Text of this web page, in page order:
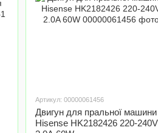
Артикул: 00000061456
Двигун для пральної машини
Hisense HK2182426 220-240V